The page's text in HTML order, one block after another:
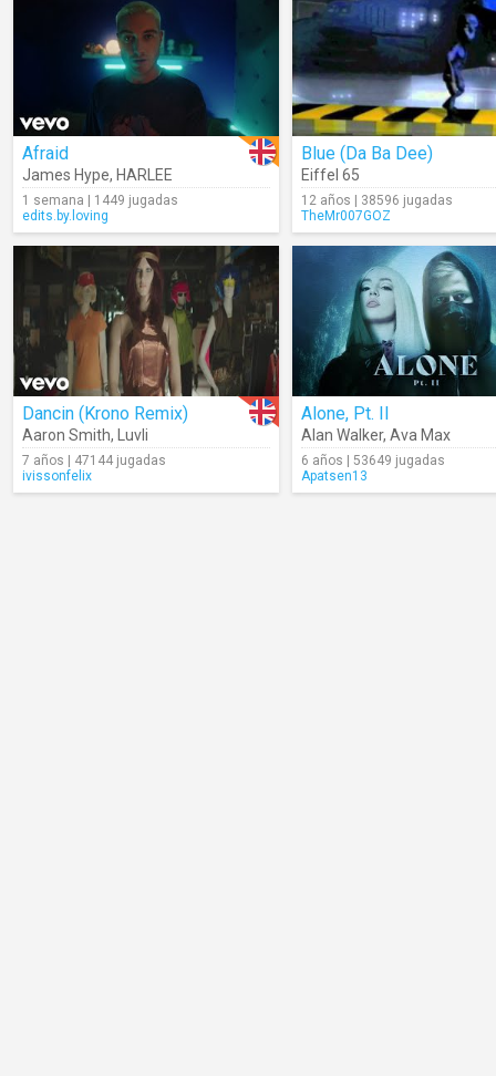
Afraid
James Hype, HARLEE
1 semana | 1449 jugadas
edits.by.loving
Blue (Da Ba Dee)
Eiffel 65
12 años | 38596 jugadas
TheMr007GOZ
Dancin (Krono Remix)
Aaron Smith, Luvli
7 años | 47144 jugadas
ivissonfelix
Alone, Pt. II
Alan Walker, Ava Max
6 años | 53649 jugadas
Apatsen13